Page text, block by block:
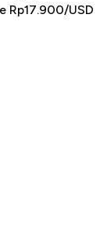
Rp17.900/USD